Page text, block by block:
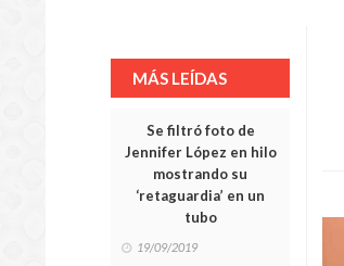
MÁS LEÍDAS
Se filtró foto de
Jennifer López en hilo
mostrando su
‘retaguardia’ en un
tubo
19/09/2019